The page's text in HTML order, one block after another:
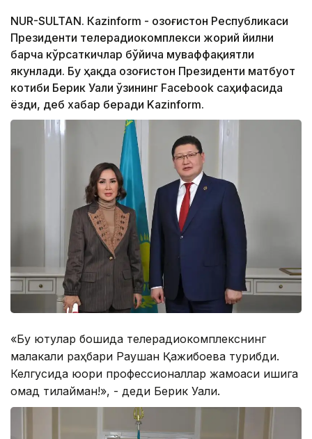
NUR-SULTAN. Кazinform - Қозоғистон Республикаси
Президенти телерадиокомплекси жорий йилни
барча кўрсаткичлар бўйича муваффақиятли
якунлади. Бу ҳақда Қозоғистон Президенти матбуот
котиби Берик Уали ўзининг Facebook саҳифасида
ёзди, деб хабар беради Kazinform.
«Бу ютуқлар бошида телерадиокомплекснинг
малакали раҳбари Раушан Қажибоева турибди.
Келгусида юқори профессионаллар жамоаси ишига
омад тилайман!», - деди Берик Уали.